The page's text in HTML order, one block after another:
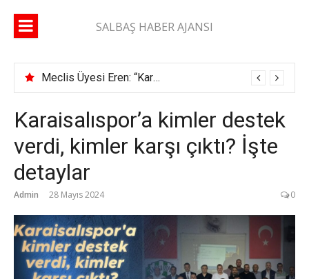
SALBAŞ HABER AJANSI
Meclis Üyesi Eren: “Karaisalı yolunda 2 ay geçti, şerit çizgisi bile çekilmedi”
Karaisalıspor’a kimler destek
verdi, kimler karşı çıktı? İşte
detaylar
Admin 28 Mayıs 2024 0